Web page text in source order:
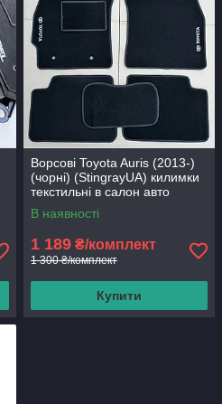
Ворсові Toyota Auris (2013-)
(чорні) (StingrayUA) килимки
текстильні в салон авто
В наявності
1 189 ₴/комплект
1 300 ₴/комплект
Купити